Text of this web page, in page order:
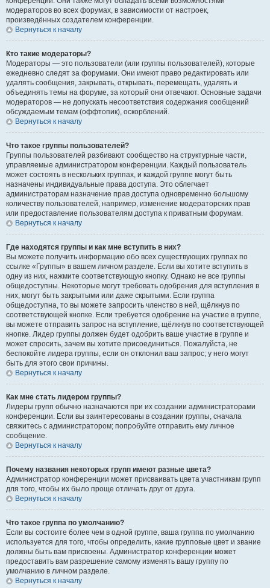
модераторов во всех форумах, в зависимости от настроек,
произведённых создателем конференции.
Вернуться к началу
Кто такие модераторы?
Модераторы — это пользователи (или группы пользователей), которые
ежедневно следят за форумами. Они имеют право редактировать или
удалять сообщения, закрывать, открывать, перемещать, удалять и
объединять темы на форуме, за который они отвечают. Основные задачи
модераторов — не допускать несоответствия содержания сообщений
обсуждаемым темам (оффтопик), оскорблений.
Вернуться к началу
Что такое группы пользователей?
Группы пользователей разбивают сообщество на структурные части,
управляемые администратором конференции. Каждый пользователь
может состоять в нескольких группах, и каждой группе могут быть
назначены индивидуальные права доступа. Это облегчает
администраторам назначение прав доступа одновременно большому
количеству пользователей, например, изменение модераторских прав
или предоставление пользователям доступа к приватным форумам.
Вернуться к началу
Где находятся группы и как мне вступить в них?
Вы можете получить информацию обо всех существующих группах по
ссылке «Группы» в вашем личном разделе. Если вы хотите вступить в
одну из них, нажмите соответствующую кнопку. Однако не все группы
общедоступны. Некоторые могут требовать одобрения для вступления в
них, могут быть закрытыми или даже скрытыми. Если группа
общедоступна, то вы можете запросить членство в ней, щёлкнув по
соответствующей кнопке. Если требуется одобрение на участие в группе,
вы можете отправить запрос на вступление, щёлкнув по соответствующей
кнопке. Лидер группы должен будет одобрить ваше участие в группе и
может спросить, зачем вы хотите присоединиться. Пожалуйста, не
беспокойте лидера группы, если он отклонил ваш запрос; у него могут
быть для этого свои причины.
Вернуться к началу
Как мне стать лидером группы?
Лидеры групп обычно назначаются при их создании администраторами
конференции. Если вы заинтересованы в создании группы, сначала
свяжитесь с администратором; попробуйте отправить ему личное
сообщение.
Вернуться к началу
Почему названия некоторых групп имеют разные цвета?
Администратор конференции может присваивать цвета участникам групп
для того, чтобы их было проще отличать друг от друга.
Вернуться к началу
Что такое группа по умолчанию?
Если вы состоите более чем в одной группе, ваша группа по умолчанию
используется для того, чтобы определить, какие групповые цвет и звание
должны быть вам присвоены. Администратор конференции может
предоставить вам разрешение самому изменять вашу группу по
умолчанию в личном разделе.
Вернуться к началу